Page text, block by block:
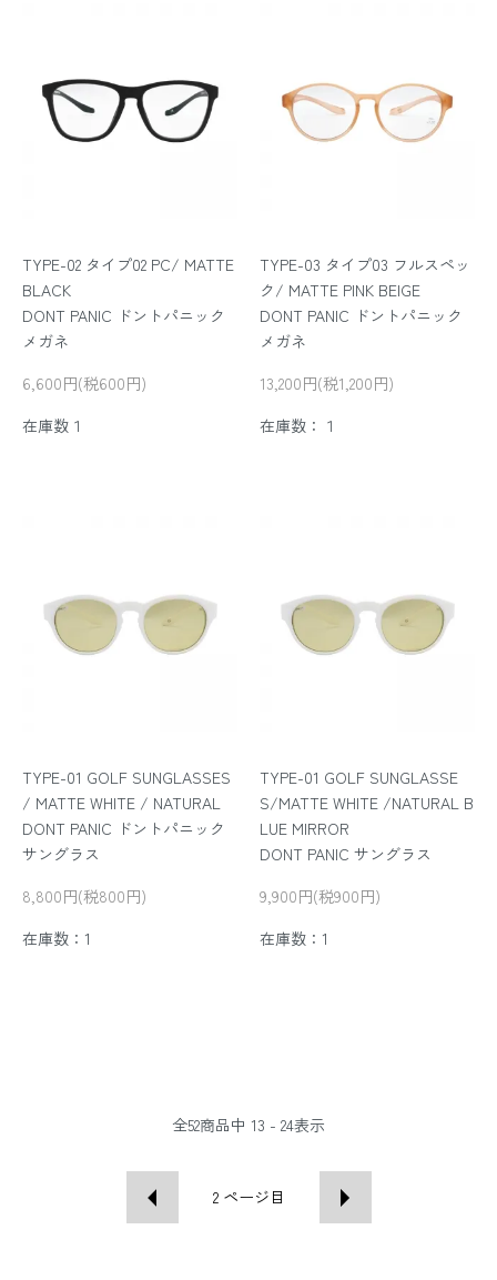
TYPE-02 タイプ02 PC/ MATTE
BLACK
DONT PANIC ドントパニック
メガネ
6,600円(税600円)
在庫数１
TYPE-03 タイプ03 フルスペッ
ク/ MATTE PINK BEIGE
DONT PANIC ドントパニック
メガネ
13,200円(税1,200円)
在庫数：１
TYPE-01 GOLF SUNGLASSES
/ MATTE WHITE / NATURAL
DONT PANIC ドントパニック
サングラス
8,800円(税800円)
在庫数：1
TYPE-01 GOLF SUNGLASSE
S/MATTE WHITE /NATURAL B
LUE MIRROR
DONT PANIC サングラス
9,900円(税900円)
在庫数：1
全52商品中 13 - 24表示
2 ページ目